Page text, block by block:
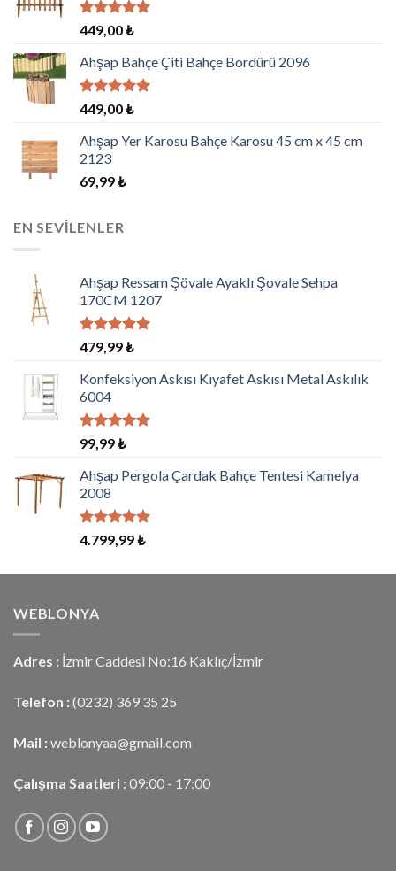
5 üzerinden
5.00oy
aldı
449,00₺
Ahşap Bahçe Çiti Bahçe Bordürü 2096
5 üzerinden
5.00oy
aldı
449,00₺
Ahşap Yer Karosu Bahçe Karosu 45 cm x 45 cm
2123
69,99₺
EN SEVILENLER
Ahşap Ressam Şövale Ayaklı Şovale Sehpa
170CM 1207
5 üzerinden
5.00oy
aldı
479,99₺
Konfeksiyon Askısı Kıyafet Askısı Metal Askılık
6004
5 üzerinden
5.00
aldı
99,99₺
Ahşap Pergola Çardak Bahçe Tentesi Kamelya
2008
5 üzerinden
oy
4.799,99₺
WEBLONYA
Adres : İzmir Caddesi No:16 Kaklıç/İzmir
Telefon : (0232) 369 35 25
Mail : weblonyaa@gmail.com
Çalışma Saatleri : 09:00 - 17:00